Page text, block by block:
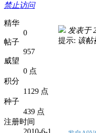
禁止访问
精华
0
帖子
957
威望
0 点
积分
1129 点
种子
439 点
注册时间
2010-6-1
发表于
提示: 该帖